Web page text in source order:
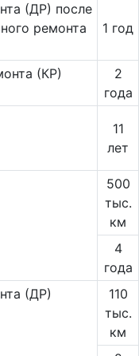
(ДР) после
ремонта
1 год
(КР)
2
года
11
лет
500
тыс.
км
4
года
(ДР)
110
тыс.
км